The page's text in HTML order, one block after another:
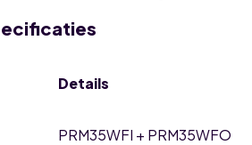
Details
PRM35WFI + PRM35WFO